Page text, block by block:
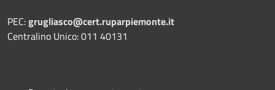
PEC:grugliasco@cert.ruparpiemonte.it
Centralino Unico: 011 40131